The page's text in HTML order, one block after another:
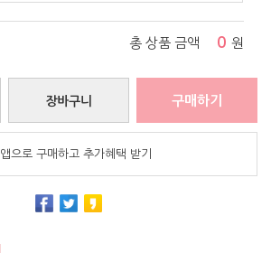
총 상품 금액 0 원
장바구니 구매하기
앱으로 구매하고 추가혜택 받기